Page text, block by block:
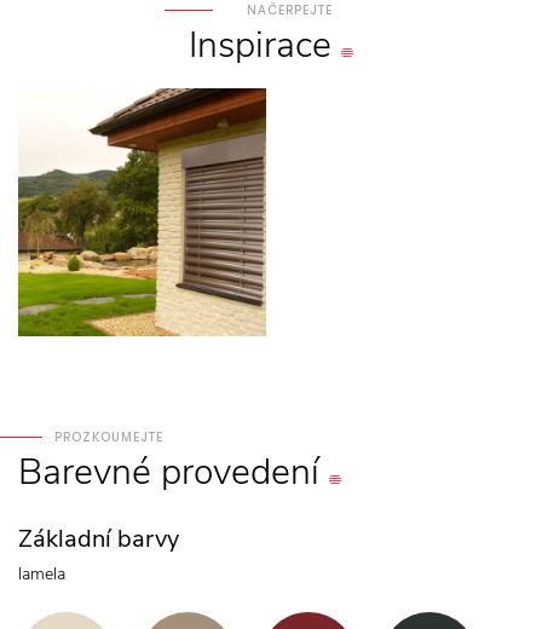
NAČERPEJTE
Inspirace
PROZKOUMEJTE
Barevné provedení
Základní barvy
lamela